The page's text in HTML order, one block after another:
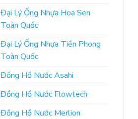
Đại Lý Ống Nhựa Hoa Sen
Toàn Quốc
Đại Lý Ống Nhựa Tiền Phong
Toàn Quốc
Đồng Hồ Nước Asahi
Đồng Hồ Nước Flowtech
Đồng Hồ Nước Merlion